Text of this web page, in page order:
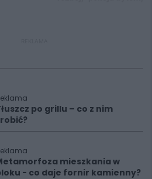
po grillu – co z nim
mieszkania w
- co daje fornir kamienny?